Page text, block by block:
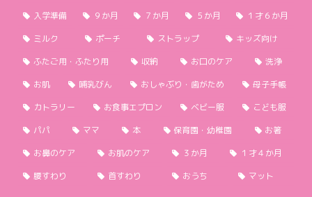
入学準備
９か月 ７か月 ５か月
１才６か月
ミルク
ポーチ ストラップ
キッズ向け
ふたご用・ふたり用
収納 お口のケア
洗浄
お肌
哺乳びん おしゃぶり・歯がため
母子手帳
カトラリー
お食事エプロン ベビー服
こども服
パパ
ママ 本 保育園・幼稚園
お箸
お鼻のケア
お肌のケア ３か月
１才４か月
腰すわり
首すわり おうち マット